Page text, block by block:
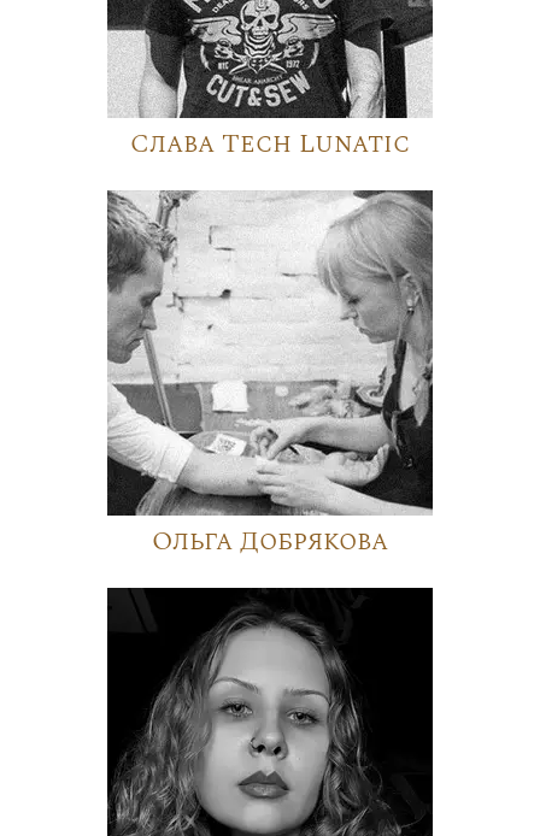
Слава Tech Lunatic
Ольга Добрякова